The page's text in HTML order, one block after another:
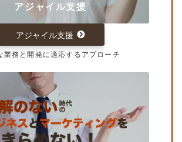
アジャイル支援
アジャイル支援
業務と開発に適応するアプローチ